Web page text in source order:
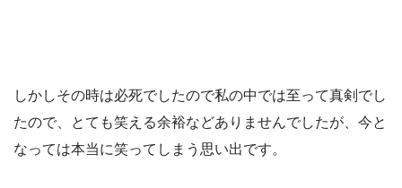
しかしその時は必死でしたので私の中では至って真剣でし
たので、とても笑える余裕などありませんでしたが、今と
なっては本当に笑ってしまう思い出です。